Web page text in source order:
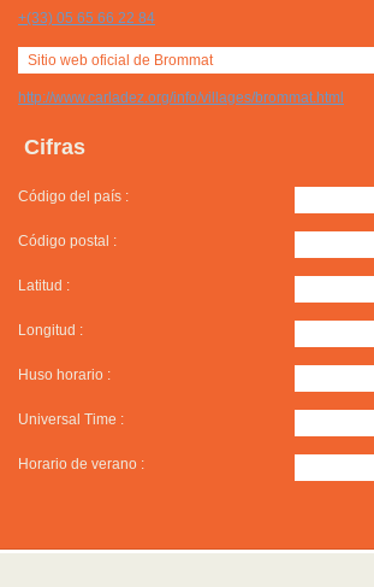
+(33) 05 65 66 22 84
Sitio web oficial de Brommat
http://www.carladez.org/info/villages/brommat.html
Cifras
Código del país :
Código postal :
Latitud :
Longitud :
Huso horario :
Universal Time :
Horario de verano :